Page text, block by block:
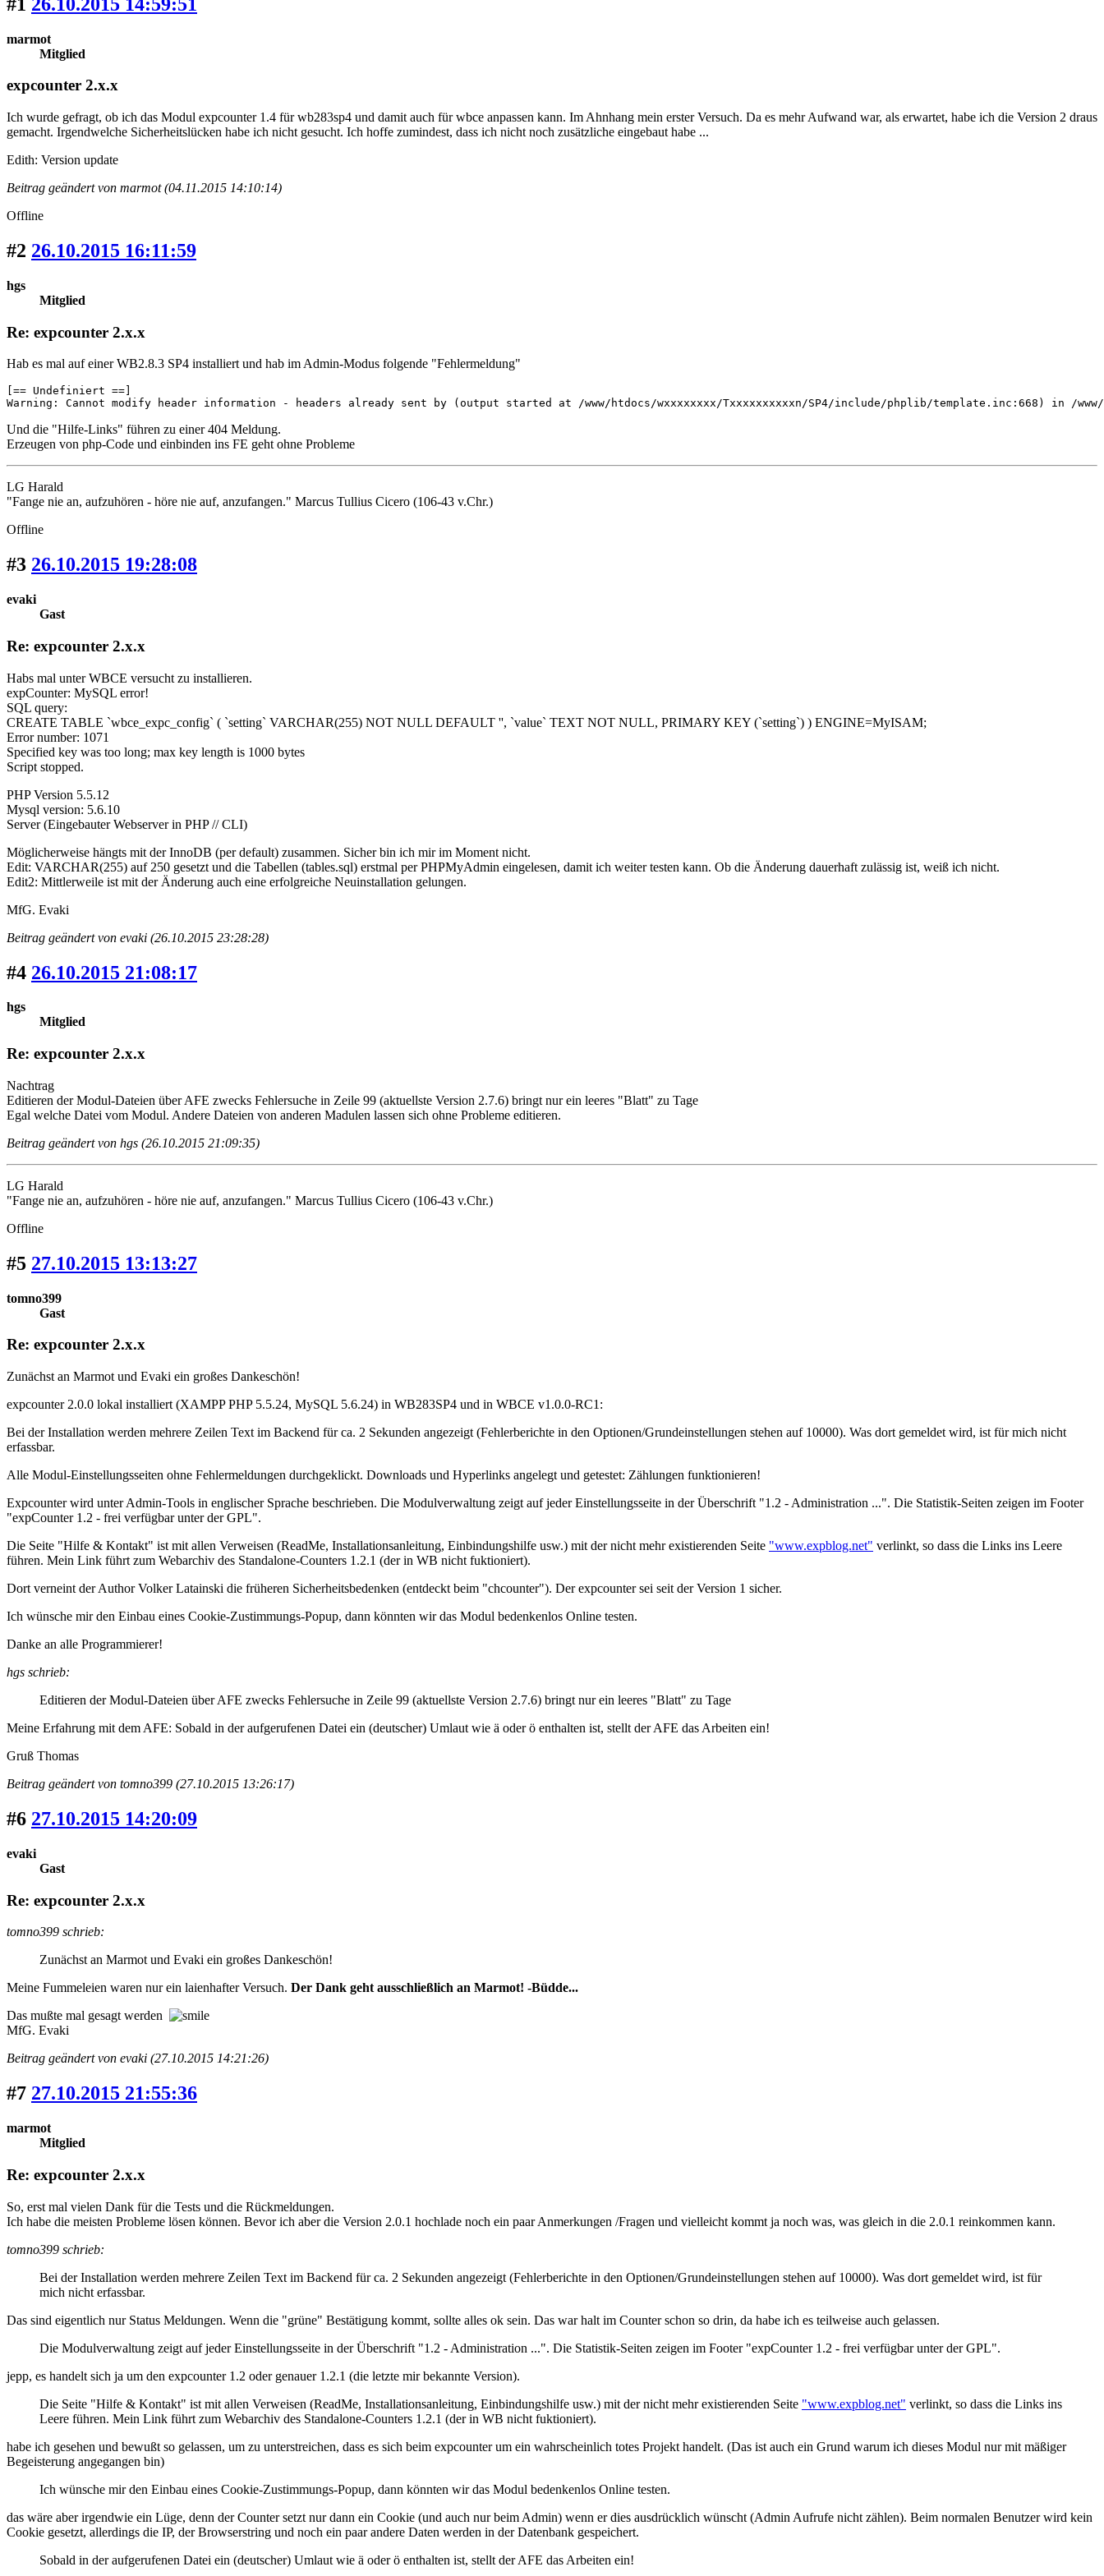
marmot
Mitglied
expcounter 2.x.x
Ich wurde gefragt, ob ich das Modul expcounter 1.4 für wb283sp4 und damit auch für wbce anpassen kann. Im Ahnhang mein erster Versuch. Da es mehr Aufwand war, als erwartet, habe ich die Version 2 draus
gemacht. Irgendwelche Sicherheitslücken habe ich nicht gesucht. Ich hoffe zumindest, dass ich nicht noch zusätzliche eingebaut habe ...
Edith: Version update
Beitrag geändert von marmot (04.11.2015 14:10:14)
Offline
#2 26.10.2015 16:11:59
hgs
Mitglied
Re: expcounter 2.x.x
Hab es mal auf einer WB2.8.3 SP4 installiert und hab im Admin-Modus folgende "Fehlermeldung"
[== Undefiniert ==]
Warning: Cannot modify header information - headers already sent by (output started at /www/htdocs/wxxxxxxxx/Txxxxxxxxxxn/SP4/include/phplib/template.inc:668) in /
Und die "Hilfe-Links" führen zu einer 404 Meldung.
Erzeugen von php-Code und einbinden ins FE geht ohne Probleme
LG Harald
"Fange nie an, aufzuhören - höre nie auf, anzufangen." Marcus Tullius Cicero (106-43 v.Chr.)
Offline
#3 26.10.2015 19:28:08
evaki
Gast
Re: expcounter 2.x.x
Habs mal unter WBCE versucht zu installieren.
expCounter: MySQL error!
SQL query:
CREATE TABLE `wbce_expc_config` ( `setting` VARCHAR(255) NOT NULL DEFAULT '', `value` TEXT NOT NULL, PRIMARY KEY (`setting`) ) ENGINE=MyISAM;
Error number: 1071
Specified key was too long; max key length is 1000 bytes
Script stopped.
PHP Version 5.5.12
Mysql version: 5.6.10
Server (Eingebauter Webserver in PHP // CLI)
Möglicherweise hängts mit der InnoDB (per default) zusammen. Sicher bin ich mir im Moment nicht.
Edit: VARCHAR(255) auf 250 gesetzt und die Tabellen (tables.sql) erstmal per PHPMyAdmin eingelesen, damit ich weiter testen kann. Ob die Änderung dauerhaft zulässig ist, weiß ich nicht.
Edit2: Mittlerweile ist mit der Änderung auch eine erfolgreiche Neuinstallation gelungen.
MfG. Evaki
Beitrag geändert von evaki (26.10.2015 23:28:28)
#4 26.10.2015 21:08:17
hgs
Mitglied
Re: expcounter 2.x.x
Nachtrag
Editieren der Modul-Dateien über AFE zwecks Fehlersuche in Zeile 99 (aktuellste Version 2.7.6) bringt nur ein leeres "Blatt" zu Tage
Egal welche Datei vom Modul. Andere Dateien von anderen Madulen lassen sich ohne Probleme editieren.
Beitrag geändert von hgs (26.10.2015 21:09:35)
LG Harald
"Fange nie an, aufzuhören - höre nie auf, anzufangen." Marcus Tullius Cicero (106-43 v.Chr.)
Offline
#5 27.10.2015 13:13:27
tomno399
Gast
Re: expcounter 2.x.x
Zunächst an Marmot und Evaki ein großes Dankeschön!
expcounter 2.0.0 lokal installiert (XAMPP PHP 5.5.24, MySQL 5.6.24) in WB283SP4 und in WBCE v1.0.0-RC1:
Bei der Installation werden mehrere Zeilen Text im Backend für ca. 2 Sekunden angezeigt (Fehlerberichte in den Optionen/Grundeinstellungen stehen auf 10000). Was dort gemeldet wird, ist für mich nicht
erfassbar.
Alle Modul-Einstellungsseiten ohne Fehlermeldungen durchgeklickt. Downloads und Hyperlinks angelegt und getestet: Zählungen funktionieren!
Expcounter wird unter Admin-Tools in englischer Sprache beschrieben. Die Modulverwaltung zeigt auf jeder Einstellungsseite in der Überschrift "1.2 - Administration ...". Die Statistik-Seiten zeigen im Footer
"expCounter 1.2 - frei verfügbar unter der GPL".
Die Seite "Hilfe & Kontakt" ist mit allen Verweisen (ReadMe, Installationsanleitung, Einbindungshilfe usw.) mit der nicht mehr existierenden Seite "www.expblog.net" verlinkt, so dass die Links ins Leere
führen. Mein Link führt zum Webarchiv des Standalone-Counters 1.2.1 (der in WB nicht fuktioniert).
Dort verneint der Author Volker Latainski die früheren Sicherheitsbedenken (entdeckt beim "chcounter"). Der expcounter sei seit der Version 1 sicher.
Ich wünsche mir den Einbau eines Cookie-Zustimmungs-Popup, dann könnten wir das Modul bedenkenlos Online testen.
Danke an alle Programmierer!
hgs schrieb:
Editieren der Modul-Dateien über AFE zwecks Fehlersuche in Zeile 99 (aktuellste Version 2.7.6) bringt nur ein leeres "Blatt" zu Tage
Meine Erfahrung mit dem AFE: Sobald in der aufgerufenen Datei ein (deutscher) Umlaut wie ä oder ö enthalten ist, stellt der AFE das Arbeiten ein!
Gruß Thomas
Beitrag geändert von tomno399 (27.10.2015 13:26:17)
#6 27.10.2015 14:20:09
evaki
Gast
Re: expcounter 2.x.x
tomno399 schrieb:
Zunächst an Marmot und Evaki ein großes Dankeschön!
Meine Fummeleien waren nur ein laienhafter Versuch. Der Dank geht ausschließlich an Marmot! -Büdde...
Das mußte mal gesagt werden
MfG. Evaki
Beitrag geändert von evaki (27.10.2015 14:21:26)
#7 27.10.2015 21:55:36
marmot
Mitglied
Re: expcounter 2.x.x
So, erst mal vielen Dank für die Tests und die Rückmeldungen.
Ich habe die meisten Probleme lösen können. Bevor ich aber die Version 2.0.1 hochlade noch ein paar Anmerkungen /Fragen und vielleicht kommt ja noch was, was gleich in die 2.0.1 reinkommen kann.
tomno399 schrieb:
Bei der Installation werden mehrere Zeilen Text im Backend für ca. 2 Sekunden angezeigt (Fehlerberichte in den Optionen/Grundeinstellungen stehen auf 10000). Was dort gemeldet wird, ist für
mich nicht erfassbar.
Das sind eigentlich nur Status Meldungen. Wenn die "grüne" Bestätigung kommt, sollte alles ok sein. Das war halt im Counter schon so drin, da habe ich es teilweise auch gelassen.
Die Modulverwaltung zeigt auf jeder Einstellungsseite in der Überschrift "1.2 - Administration ...". Die Statistik-Seiten zeigen im Footer "expCounter 1.2 - frei verfügbar unter der GPL".
jepp, es handelt sich ja um den expcounter 1.2 oder genauer 1.2.1 (die letzte mir bekannte Version).
Die Seite "Hilfe & Kontakt" ist mit allen Verweisen (ReadMe, Installationsanleitung, Einbindungshilfe usw.) mit der nicht mehr existierenden Seite "www.expblog.net" verlinkt, so dass die Links ins
Leere führen. Mein Link führt zum Webarchiv des Standalone-Counters 1.2.1 (der in WB nicht fuktioniert).
habe ich gesehen und bewußt so gelassen, um zu unterstreichen, dass es sich beim expcounter um ein wahrscheinlich totes Projekt handelt. (Das ist auch ein Grund warum ich dieses Modul nur mit mäßiger
Begeisterung angegangen bin)
Ich wünsche mir den Einbau eines Cookie-Zustimmungs-Popup, dann könnten wir das Modul bedenkenlos Online testen.
das wäre aber irgendwie ein Lüge, denn der Counter setzt nur dann ein Cookie (und auch nur beim Admin) wenn er dies ausdrücklich wünscht (Admin Aufrufe nicht zählen). Beim normalen Benutzer wird kein
Cookie gesetzt, allerdings die IP, der Browserstring und noch ein paar andere Daten werden in der Datenbank gespeichert.
Sobald in der aufgerufenen Datei ein (deutscher) Umlaut wie ä oder ö enthalten ist, stellt der AFE das Arbeiten ein!